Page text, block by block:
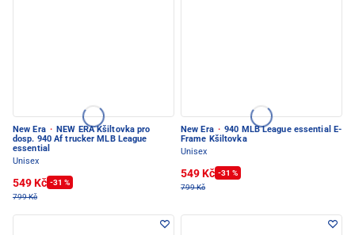
New Era · NEW ERA Kšiltovka pro
dosp. 940 Af trucker MLB League
essential
Unisex
549 Kč -31 %
799 Kč
New Era · 940 MLB League essential E-
Frame Kšiltovka
Unisex
549 Kč -31 %
799 Kč